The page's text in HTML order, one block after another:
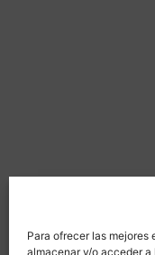
Para ofrecer las
almacenar y/o acceder